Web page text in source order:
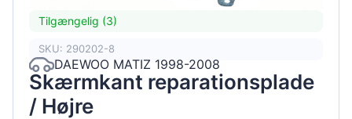
Tilgængelig (3)
SKU: 290202-8
DAEWOO MATIZ 1998-2008
Skærmkant reparationsplade
/ Højre